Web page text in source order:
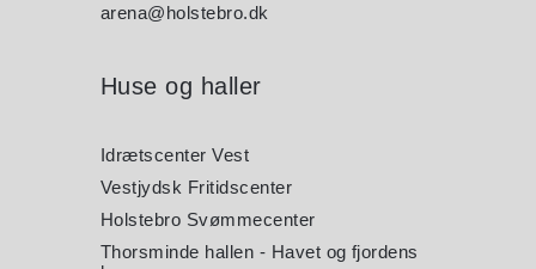
arena@holstebro.dk
Huse og haller
Idrætscenter Vest
Vestjydsk Fritidscenter
Holstebro Svømmecenter
Thorsminde hallen - Havet og fjordens